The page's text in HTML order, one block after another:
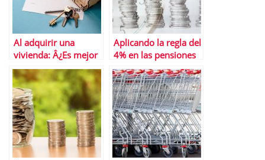
Al adquirir una
vivienda: Â¿Es mejor
utilizar un
intermediario o no?
Aplicando la regla del
4% en las pensiones
de jubilaciÃ³n